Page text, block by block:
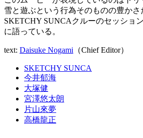
雪と遊ぶという行為そのものの豊かさ
SKETCHY SUNCAクルーのセッショ
に語っている。
text: Daisuke Nogami （Chief Editor）
SKETCHY SUNCA
今井郁海
大塚健
宮澤悠太朗
片山來夢
高橋龍正